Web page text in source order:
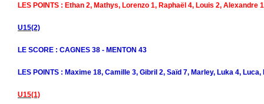
LES POINTS : Ethan 2, Mathys, Lorenzo 1, Raphaël 4, Louis 2, Alexandre
U15(2)
LE SCORE : CAGNES 38 - MENTON 43
LES POINTS : Maxime 18, Camille 3, Gibril 2, Saïd 7, Marley, Luka 4,
U15(1)